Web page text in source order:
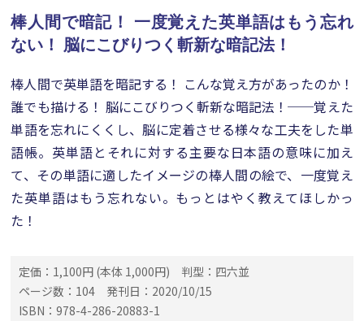
棒人間で暗記！ 一度覚えた英単語はもう忘れ
ない！ 脳にこびりつく斬新な暗記法！
棒人間で英単語を暗記する！ こんな覚え方があったのか！
誰でも描ける！ 脳にこびりつく斬新な暗記法！──覚えた
単語を忘れにくくし、脳に定着させる様々な工夫をした単
語帳。英単語とそれに対する主要な日本語の意味に加え
て、その単語に適したイメージの棒人間の絵で、一度覚え
た英単語はもう忘れない。もっとはやく教えてほしかっ
た！
定価：1,100円 (本体 1,000円)
判型：四六並
ページ数：104
発刊日：2020/10/15
ISBN：978-4-286-20883-1